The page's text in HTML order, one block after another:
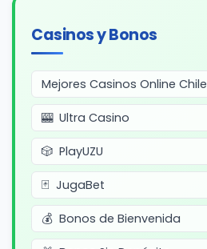
Casinos y Bonos
Mejores Casinos Online Chile
Ultra Casino
PlayUZU
JugaBet
Bonos de Bienvenida